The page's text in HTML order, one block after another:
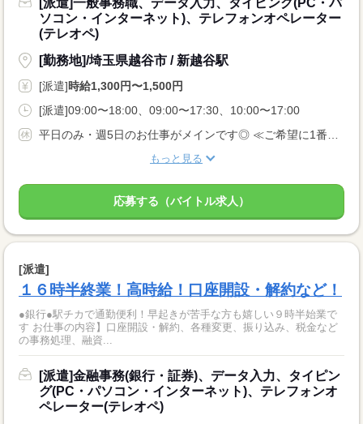
[派遣]一般事務職、データ入力、タイピング(PC・パ
ソコン・インターネット)、テレフォンオペレーター
(テレオペ)
[勤務地]/埼玉県越谷市 / 新越谷駅
[派遣]時給1,300円〜1,500円
[派遣]09:00〜18:00、09:00〜17:30、10:00〜17:00
平日のみ・週5日のお仕事がメインです◎ ≪ご希望に1番近いお仕事をご紹介いたします♪≫
もっと見る
応募する（バイトル求人）
[派遣]
１６時半終業！高時給！口座開設・解約など！
●銀行●駅チカで通勤便利！早起きが苦手な方も嬉しい９時半始業で
す お仕事の内容】口座開設・解約、各種変更、振り込み、税金など
の事務処理、融資...
[派遣]金融事務(銀行・証券)、データ入力、タイピン
グ(PC・パソコン・インターネット)、テレフォンオ
ペレーター(テレオペ)